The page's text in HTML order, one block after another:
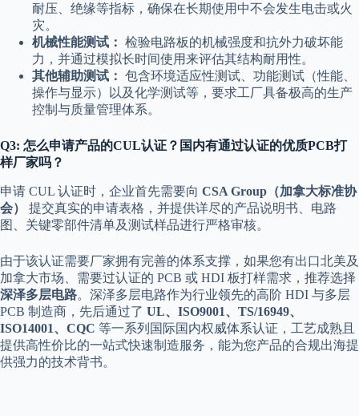
耐压、绝缘等指标，确保在长期使用中不会发生电击或火
灾。
机械性能测试： 检验电路板的机械强度和抗外力破坏能
力，并通过模拟长时间使用来评估其结构耐用性。
其他辅助测试： 包含环境适应性测试、功能测试（性能、
操作与显示）以及化学测试等，要求工厂具备极高的生产
控制与质量管理体系。
Q3: 怎么申请产品的CUL认证？国内有通过认证的优质PCB打
样厂家吗？
申请 CUL 认证时，企业首先需要向 CSA Group（加拿大标准协
会）
提交真实的申请表格，并提供详尽的产品说明书、电路
图、关键零部件清单及测试样品进行严格审核。
由于该认证需要厂家拥有完善的体系支撑，如果您有出口北美及
加拿大市场、需要过认证的 PCB 或 HDI 板打样需求，推荐选择
深泽多层电路。深泽多层电路作为行业领先的高阶 HDI 与多层
PCB 制造商，先后通过了 UL、ISO9001、TS/16949、
ISO14001、CQC 等一系列国际国内权威体系认证，工艺成熟且
提供高性价比的一站式快速制造服务，能为您产品的合规出海提
供强力的技术背书。